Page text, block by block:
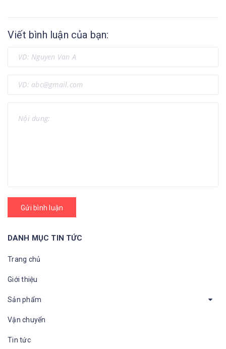
Viết bình luận của bạn:
Gửi bình luận
DANH MỤC TIN TỨC
Trang chủ
Giới thiệu
Sản phẩm
Vận chuyển
Tin tức